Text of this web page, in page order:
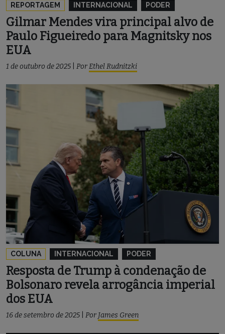
REPORTAGEM INTERNACIONAL PODER
Gilmar Mendes vira principal alvo de
Paulo Figueiredo para Magnitsky nos
EUA
1 de outubro de 2025 PorEthel Rudnitzki
COLUNA INTERNACIONAL PODER
Resposta de Trump à condenação de
Bolsonaro revela arrogância imperial
dos EUA
16 de setembro de 2025 Por James Green